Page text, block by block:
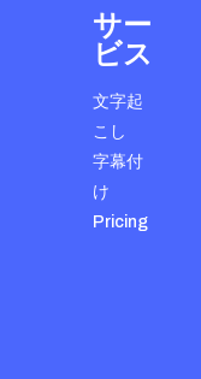
サー
ビス
文字起
こし
字幕付
け
Pricing